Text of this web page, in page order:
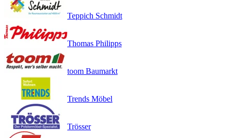
Teppich Schmidt
Thomas Philipps
toom Baumarkt
Trends Möbel
Trösser